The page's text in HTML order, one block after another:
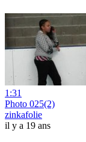
1:31
Photo 025(2)
zinkafolie
il y a 19 ans